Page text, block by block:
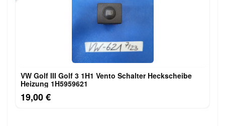
VW Golf III Golf 3 1H1 Vento Schalter Heckscheibe
Heizung 1H5959621
19,00 €